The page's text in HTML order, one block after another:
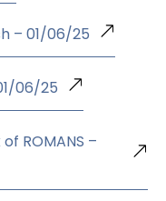
– 01/06/25
06/25
ROMANS –